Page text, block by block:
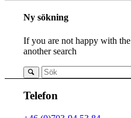
Ny sökning
If you are not happy with
another search
Telefon